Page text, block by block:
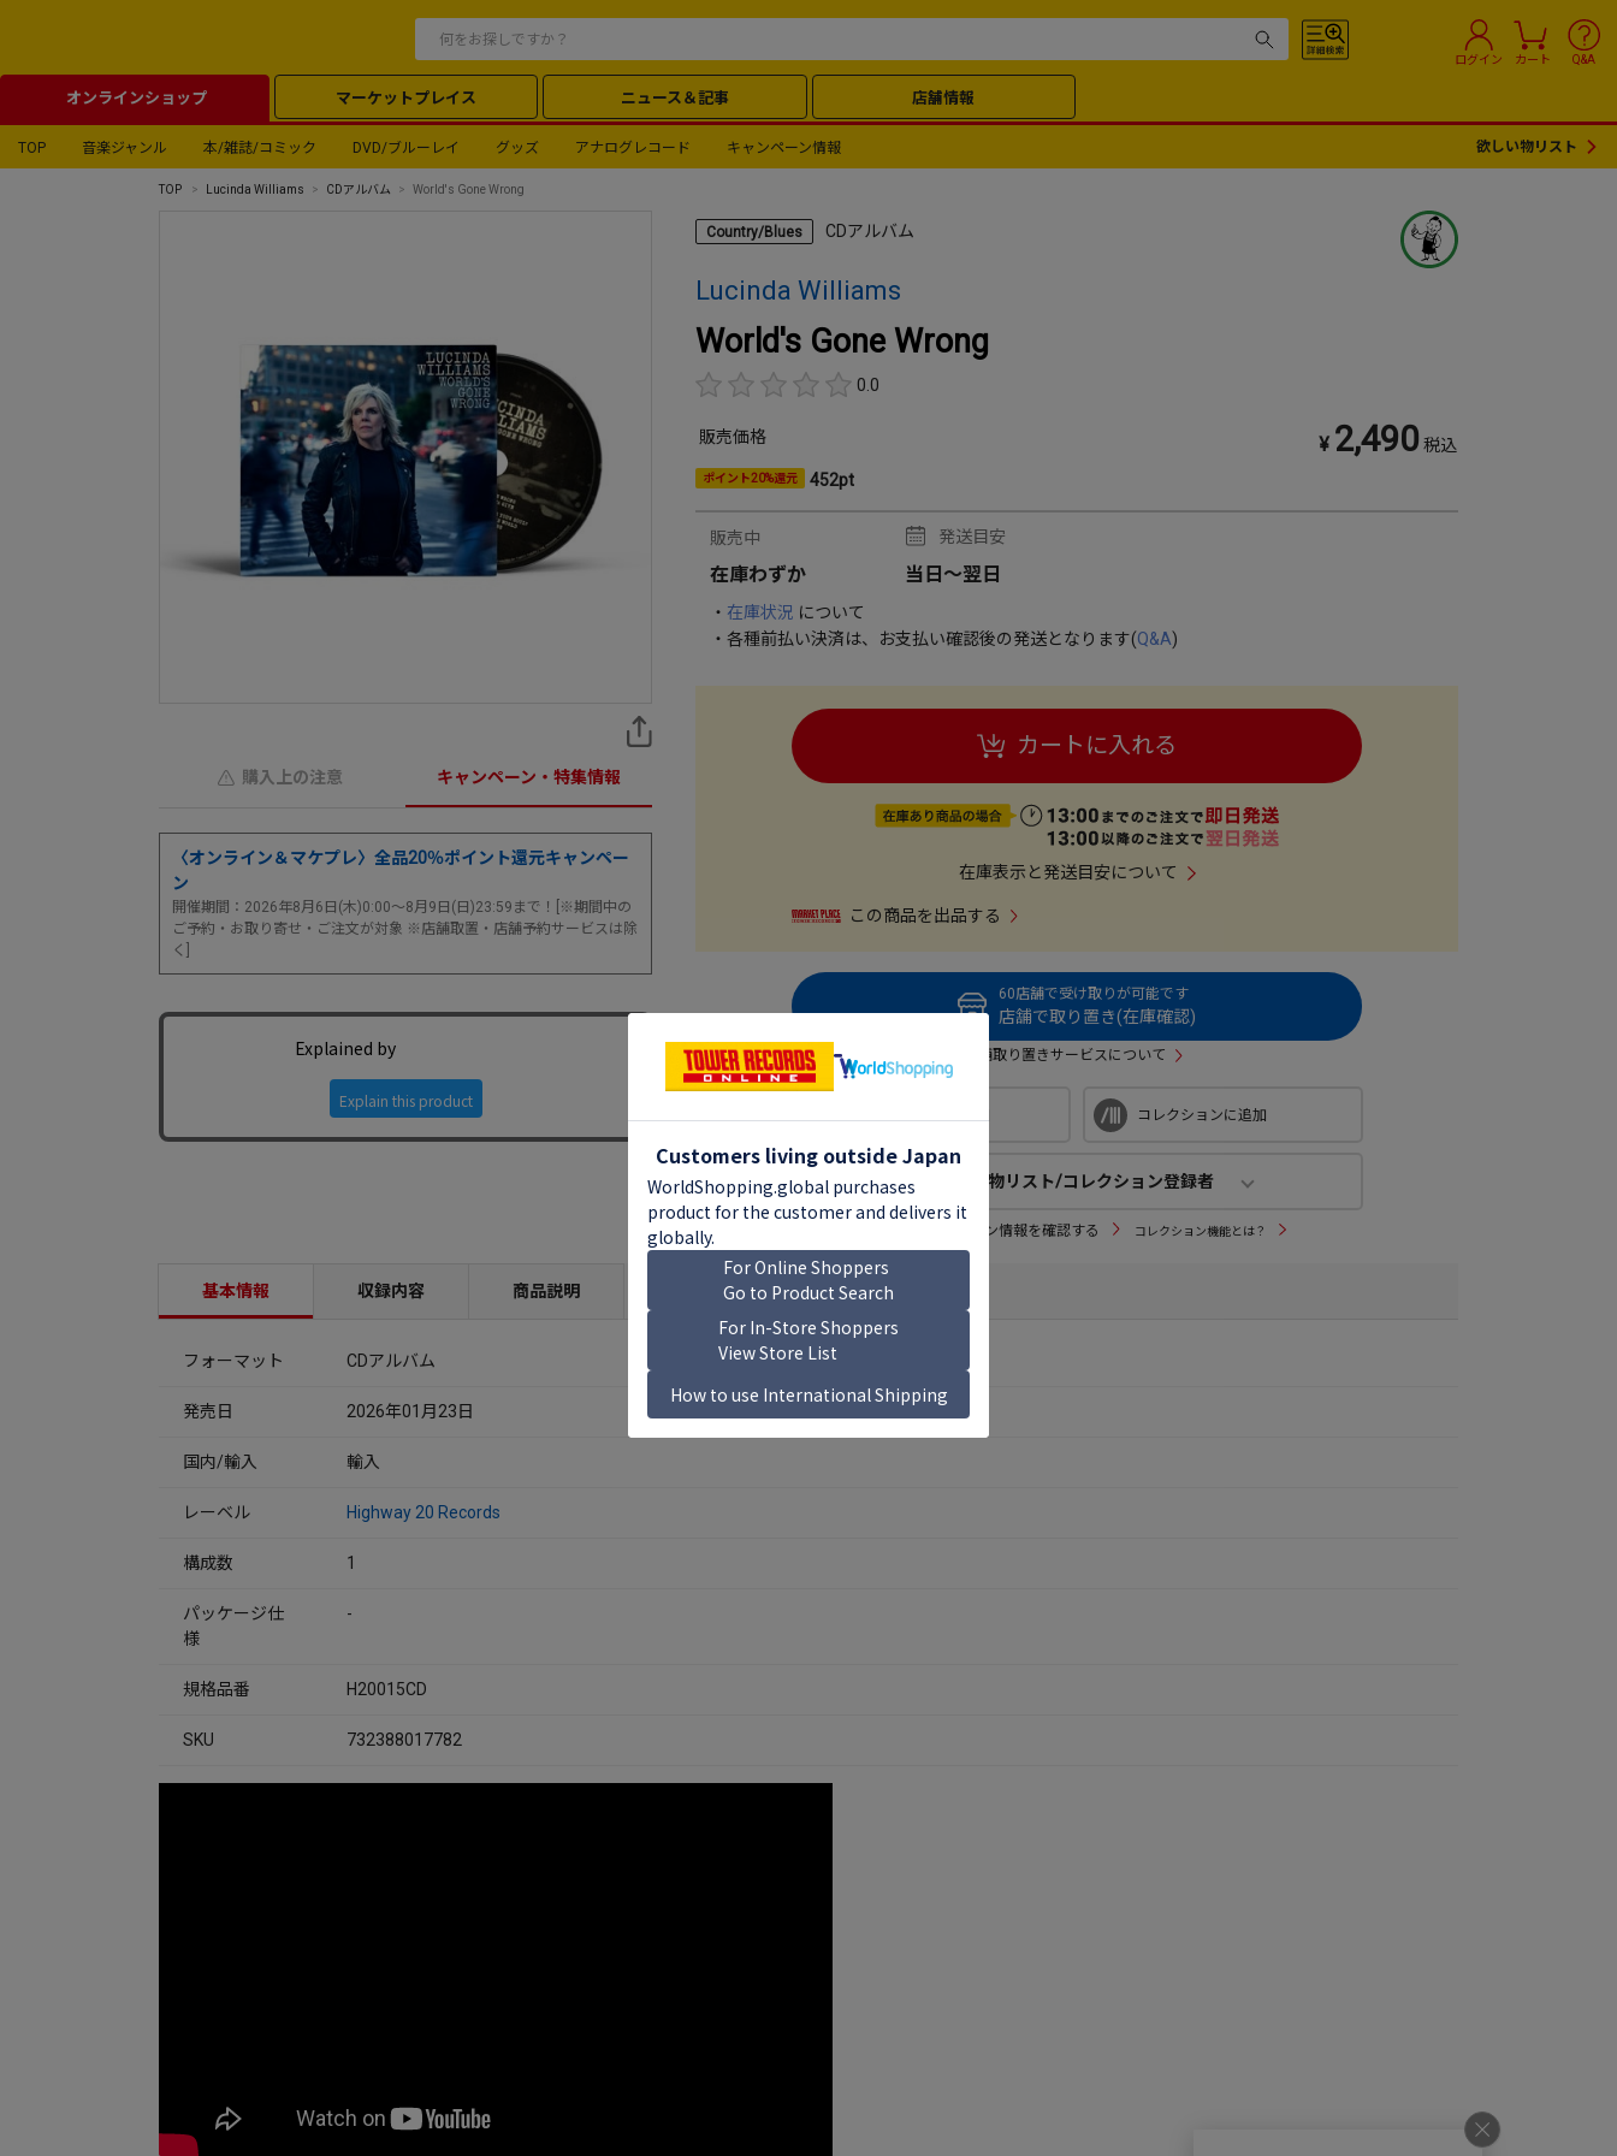
ログイン カート Q&A
オンラインショップ マーケットプレイス ニュース＆記事 店舗情報
TOP 音楽ジャンル 本/雑誌/コミック DVD/ブルーレイ グッズ アナログレコード キャンペーン情報 欲しい物リスト
TOP Lucinda Williams CDアルバム World's Gone Wrong
購入上の注意 キャンペーン・特集情報
〈オンライン＆マケプレ〉全品20％ポイント還元キャンペー
ン
開催期間：2026年8月6日(木)0:00～8月9日(日)23:59まで！[※期間中の
ご予約・お取り寄せ・ご注文が対象 ※店舗取置・店舗予約サービスは除
く]
Country/Blues CDアルバム
Lucinda Williams
World's Gone Wrong
0.0
販売価格 ¥ 2,490 税込
ポイント20%還元 452pt
販売中
在庫わずか
発送目安
当日～翌日
・ 在庫状況 について
・各種前払い決済は、お支払い確認後の発送となります(Q&A)
カートに入れる
在庫表示と発送目安について
この商品を出品する
60店舗で受け取りが可能です
店舗で取り置き(在庫確認)
店舗取り置きサービスについて
コレクションに追加
欲しい物リスト/コレクション登録者
欲しい物リスト登録者
9 人 (公開：0人)
コレクション登録者
この商品のコレクション情報を確認する コレクション機能とは？
基本情報 収録内容 商品説明
フォーマット CDアルバム
発売日 2026年01月23日
国内/輸入 輸入
レーベル Highway 20 Records
構成数 1
パッケージ仕
様
-
規格品番 H20015CD
SKU 732388017782